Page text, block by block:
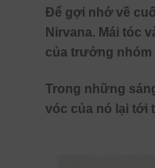
Để gợi nhớ về
Nirvana. Mái tóc
của trưởng nhóm
Trong những
vóc của nó lại tới